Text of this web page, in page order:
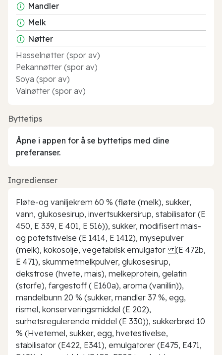
Mandler
Melk
Nøtter
Hasselnøtter (spor av)
Pekannøtter (spor av)
Soya (spor av)
Valnøtter (spor av)
Byttetips
Åpne i appen for å se byttetips med dine
preferanser.
Ingredienser
Fløte-og vaniljekrem 60 % (fløte (melk), sukker,
vann, glukosesirup, invertsukkersirup, stabilisator (E
450, E 339, E 401, E 516)), sukker, modifisert mais-
og potetstivelse (E 1414, E 1412), mysepulver
(melk), kokosolje, vegetabilsk emulgator (E 472b,
E 471), skummetmelkpulver, glukosesirup,
dekstrose (hvete, mais), melkeprotein, gelatin
(storfe), fargestoff ( E160a), aroma (vanillin)),
mandelbunn 20 % (sukker, mandler 37 %, egg,
rismel, konserveringsmiddel (E 202),
surhetsregulerende middel (E 330)), sukkerbrød 10
% (Hvetemel, sukker, egg, hvetestivelse,
stabilisator (E422, E341), emulgatorer (E475, E471,